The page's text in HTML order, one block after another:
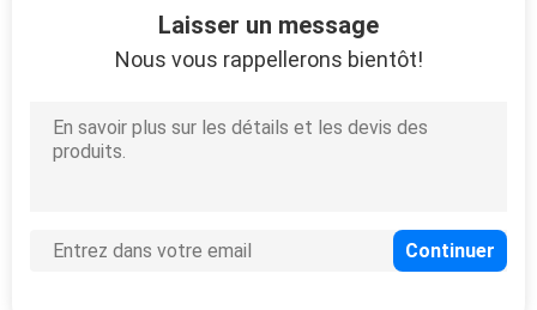
supplément noir fermenté sec d'ail
Vermicellis libres Bean Thread Chinese de Lungkow de gluten sain de nourriture
Laisser un message
Nous vous rappellerons bientôt!